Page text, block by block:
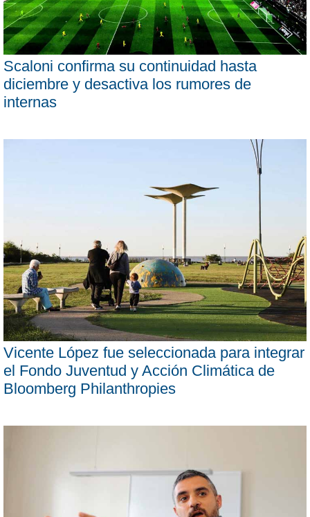
Scaloni confirma su continuidad hasta
diciembre y desactiva los rumores de
internas
Vicente López fue seleccionada para integrar
el Fondo Juventud y Acción Climática de
Bloomberg Philanthropies